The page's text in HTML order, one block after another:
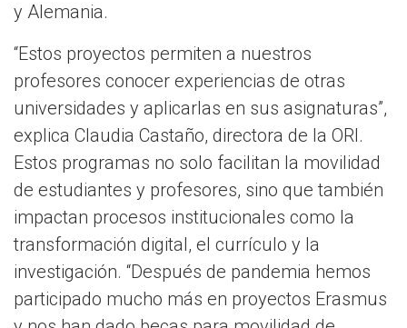
y Alemania.
“Estos proyectos permiten a nuestros
profesores conocer experiencias de otras
universidades y aplicarlas en sus asignaturas”,
explica Claudia Castaño, directora de la ORI.
Estos programas no solo facilitan la movilidad
de estudiantes y profesores, sino que también
impactan procesos institucionales como la
transformación digital, el currículo y la
investigación. “Después de pandemia hemos
participado mucho más en proyectos Erasmus